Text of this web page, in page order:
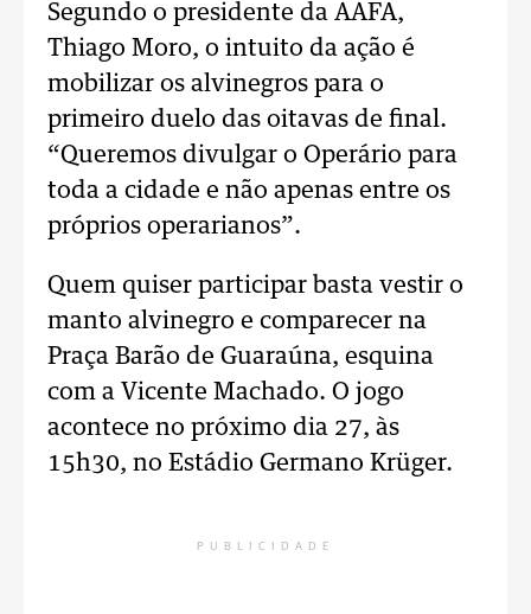
Segundo o presidente da AAFA,
Thiago Moro, o intuito da ação é
mobilizar os alvinegros para o
primeiro duelo das oitavas de final.
“Queremos divulgar o Operário para
toda a cidade e não apenas entre os
próprios operarianos”.
Quem quiser participar basta vestir o
manto alvinegro e comparecer na
Praça Barão de Guaraúna, esquina
com a Vicente Machado. O jogo
acontece no próximo dia 27, às
15h30, no Estádio Germano Krüger.
PUBLICIDADE